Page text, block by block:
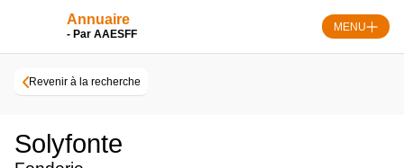
Annuaire
- Par AAESFF
MENU
Revenir à la recherche
Solyfonte